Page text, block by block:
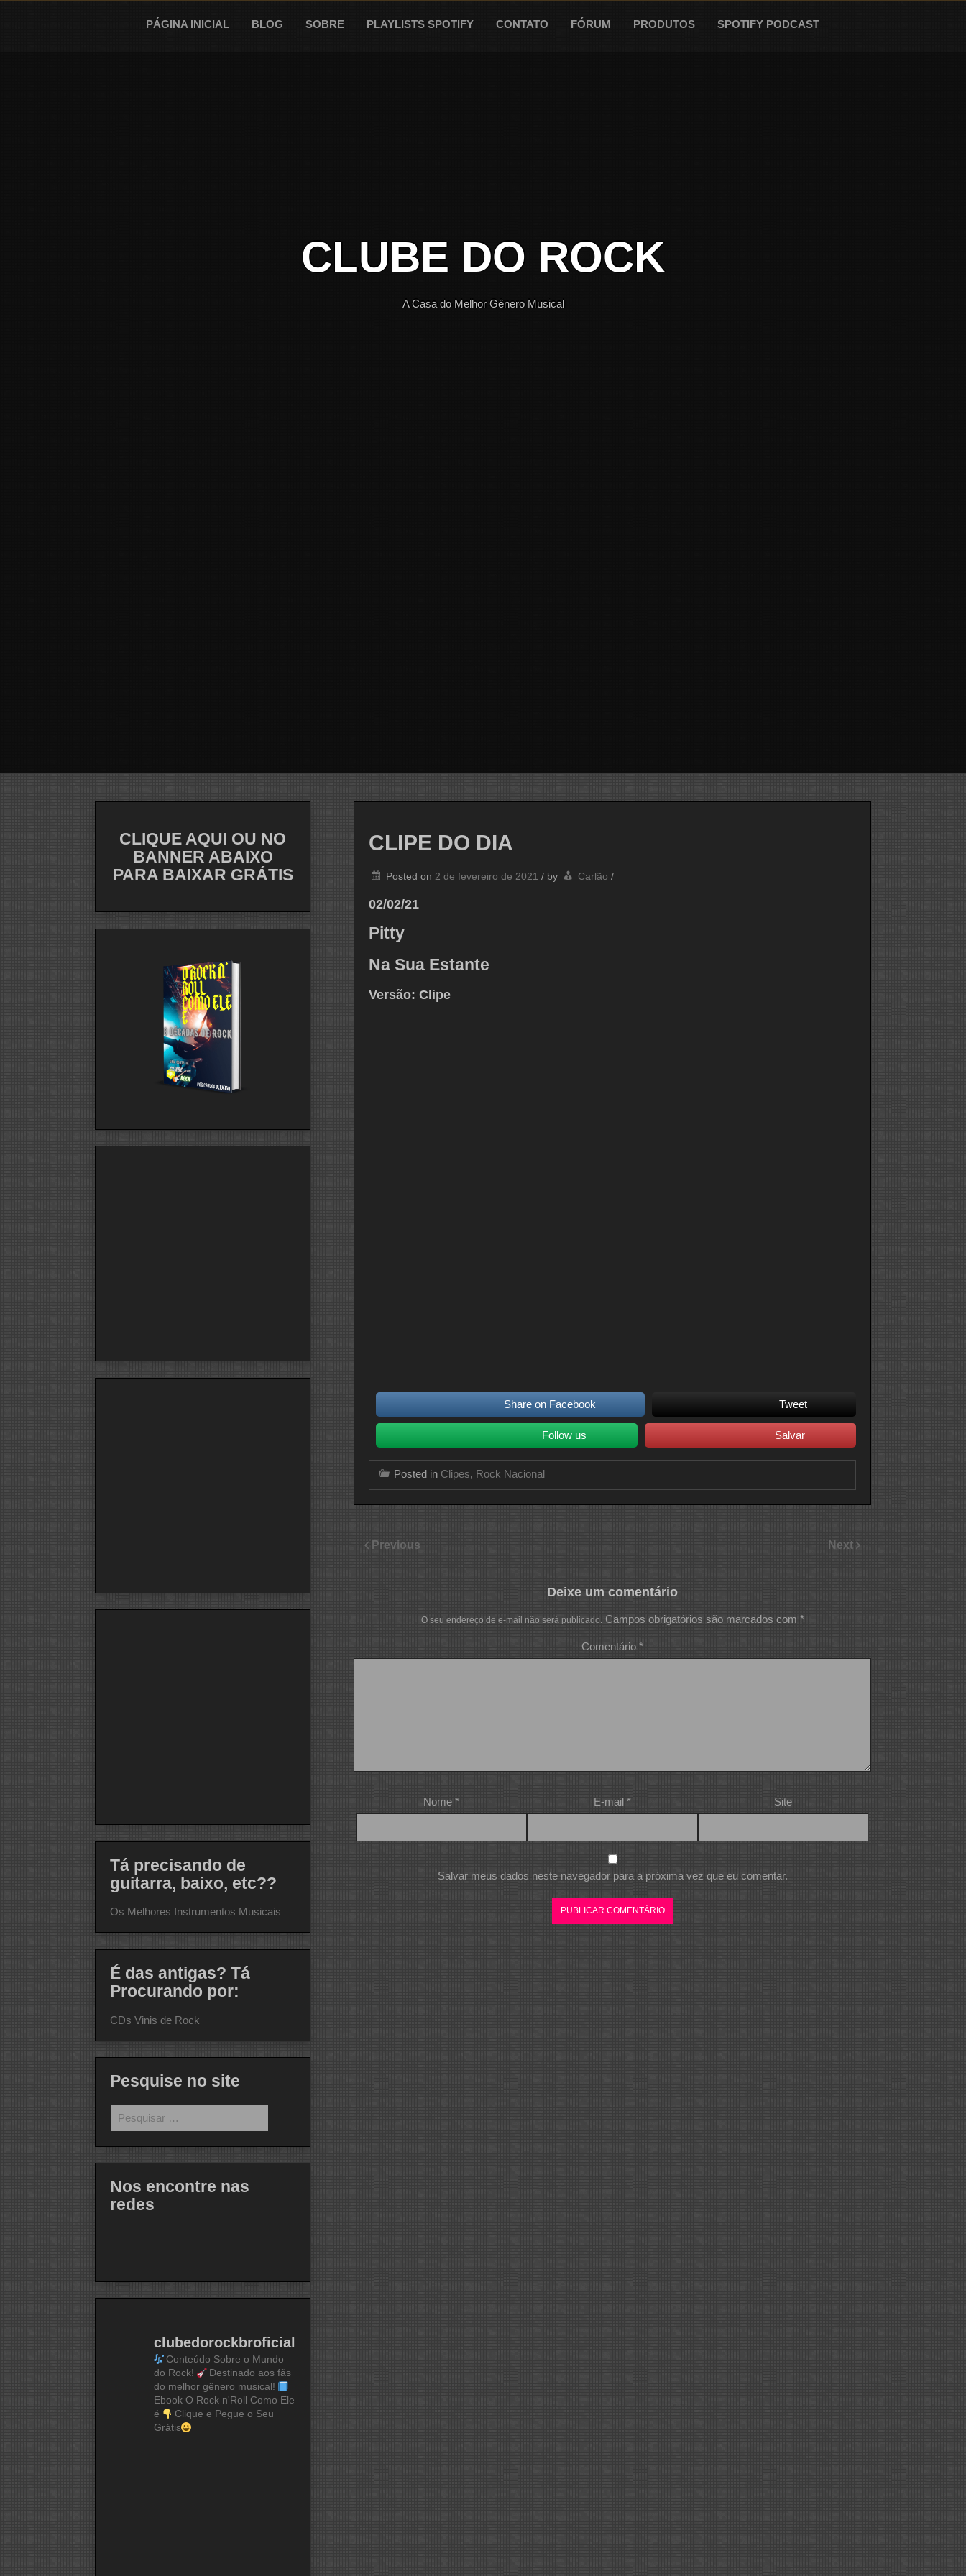
PÁGINA INICIAL BLOG SOBRE PLAYLISTS SPOTIFY CONTATO FÓRUM PRODUTOS SPOTIFY PODCAST
CLUBE DO ROCK
A Casa do Melhor Gênero Musical
CLIPE DO DIA
Posted on 2 de fevereiro de 2021 / by Carlão /
02/02/21
Pitty
Na Sua Estante
Versão: Clipe
Share on Facebook Tweet
Follow us Salvar
Posted in Clipes, Rock Nacional
Previous Next
Deixe um comentário
O seu endereço de e-mail não será publicado. Campos obrigatórios são marcados com *
Comentário *
Nome* E-mail * Site
Salvar meus dados neste navegador para a próxima vez que eu comentar.
CLIQUE AQUI OU NO
BANNER ABAIXO
PARA BAIXAR GRÁTIS
Tá precisando de
guitarra, baixo, etc??
Os Melhores Instrumentos Musicais
É das antigas? Tá
Procurando por:
CDs Vinis de Rock
Pesquise no site
por:
Nos encontre nas
redes
clubedorockbroficial
Conteúdo Sobre o Mundo
do Rock!
Destinado aos fãs
do melhor gênero musical!
Ebook O Rock n'Roll Como Ele
é
Clique e Pegue o Seu
Grátis